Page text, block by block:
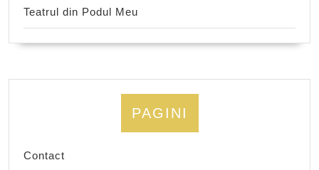
Teatrul din Podul Meu
PAGINI
Contact